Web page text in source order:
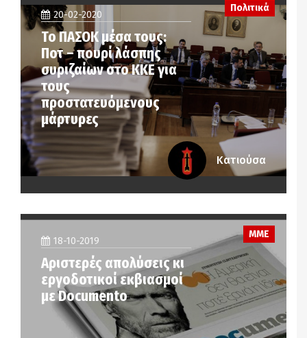
20-02-2020
Το ΠΑΣΟΚ μέσα τους:
Ποτ – πουρί λάσπης
συριζαίων στο ΚΚΕ για
τους
προστατευόμενους
μάρτυρες
Πολιτικά
Κατιούσα
18-10-2019
Αριστερές απολύσεις κι
εργοδοτικοί εκβιασμοί
με Documento
ΜΜΕ